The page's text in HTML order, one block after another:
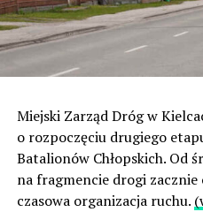
Miejski Zarząd Dróg w
o rozpoczęciu drugiego
Batalionów Chłopskich. Od
na fragmencie drogi zacznie
czasowa organizacja ruchu.